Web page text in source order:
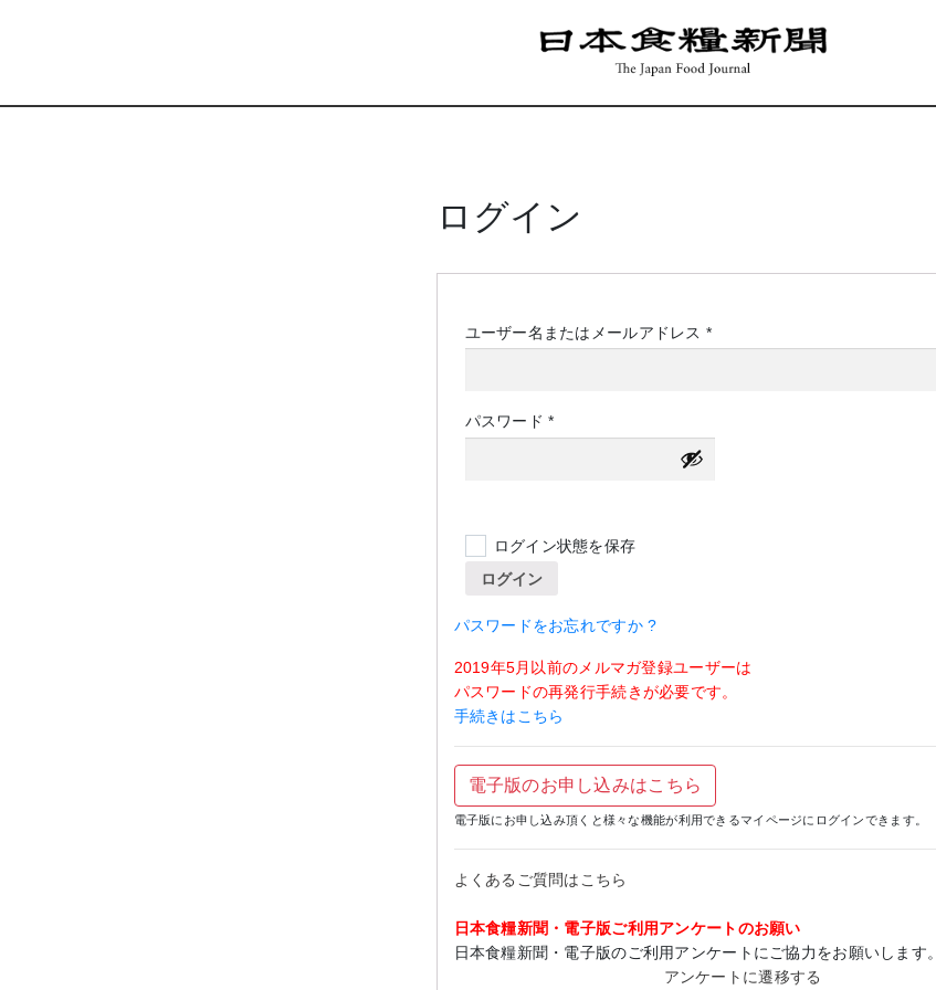
ログイン
ユーザー名またはメールアドレス *必
パスワード*必
須
ログイン状態を保存
ログイン
パスワードをお忘れですか ?
2019年5月以前のメルマガ登録ユーザーは
パスワードの再発行手続きが必要です。
手続きはこちら
電子版のお申し込みはこちら
電子版にお申し込み頂くと様々な機能が利用できるマイページにログインできます。
よくあるご質問はこちら
日本食糧新聞・電子版ご利用アンケートのお願い
日本食糧新聞・電子版のご利用アンケートにご協力をお願いします。
アンケートに遷移する